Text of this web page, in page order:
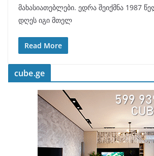
მახასიათებლები. ედრა შეიქმნა 1987
დღეს იგი მთელ
Read More
cube.ge